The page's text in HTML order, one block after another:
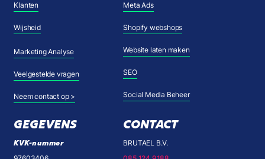
Klanten
Wijsheid
Marketing Analyse
Veelgestelde vragen
Neem contact op >
Meta Ads
Shopify webshops
Website laten maken
SEO
Social Media Beheer
GEGEVENS
KVK-nummer
CONTACT
BRUTAEL B.V.